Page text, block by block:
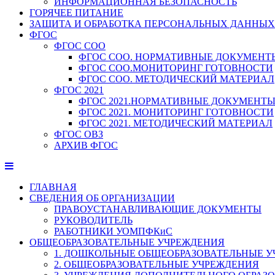
ГОРЯЧЕЕ ПИТАНИЕ
ЗАЩИТА И ОБРАБОТКА ПЕРСОНАЛЬНЫХ ДАННЫХ
ФГОС
ФГОС СОО
ФГОС СОО. НОРМАТИВНЫЕ
ФГОС СОО.МОНИТОРИНГ ГОТОВНОСТИ
ФГОС СОО. МЕТОДИЧЕСКИЙ МАТЕРИАЛ
ФГОС 2021
ФГОС 2021.НОРМАТИВНЫЕ ДОКУМЕНТЫ
ФГОС 2021. МОНИТОРИНГ ГОТОВНОСТИ
ФГОС 2021. МЕТОДИЧЕСКИЙ МАТЕРИАЛ
ФГОС ОВЗ
АРХИВ ФГОС
ГЛАВНАЯ
СВЕДЕНИЯ ОБ ОРГАНИЗАЦИИ
ПРАВОУСТАНАВЛИВАЮЩИЕ ДОКУМЕНТЫ
РУКОВОДИТЕЛЬ
РАБОТНИКИ УОМПФКиС
ОБЩЕОБРАЗОВАТЕЛЬНЫЕ УЧРЕЖДЕНИЯ
1. ДОШКОЛЬНЫЕ ОБЩЕОБРАЗОВАТЕЛЬНЫЕ
2. ОБЩЕОБРАЗОВАТЕЛЬНЫЕ УЧРЕЖДЕНИЯ